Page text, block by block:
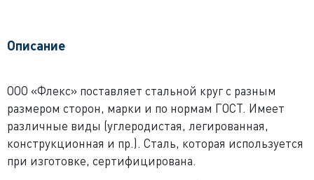
Описание
ООО «Флекс» поставляет стальной круг с разным
размером сторон, марки и по нормам ГОСТ. Имеет
различные виды (углеродистая, легированная,
конструкционная и пр.). Сталь, которая используется
при изготовке, сертифицирована.